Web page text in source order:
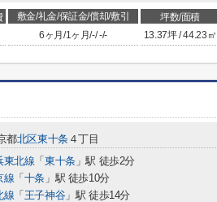
敷金/礼金/保証金/償却/敷引 坪数/面積
6ヶ月 /1ヶ月/-/-/- 13.37坪 / 44.23㎡
都北区東十条４丁目
東北線 「 東十条」駅 徒歩2分
線 「 十条 」駅 徒歩10分
線 「 王子神谷」駅 徒歩14分